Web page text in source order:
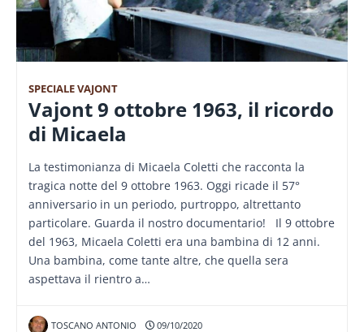
SPECIALE VAJONT
Vajont 9 ottobre 1963, il ricordo
di Micaela
La testimonianza di Micaela Coletti che racconta la
tragica notte del 9 ottobre 1963. Oggi ricade il 57°
anniversario in un periodo, purtroppo, altrettanto
particolare. Guarda il nostro documentario! Il 9 ottobre
del 1963, Micaela Coletti era una bambina di 12 anni.
Una bambina, come tante altre, che quella sera
aspettava il rientro a…
TOSCANO ANTONIO 09/10/2020